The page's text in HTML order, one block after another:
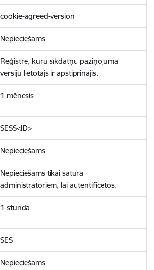
cookie-agreed-version
Nepieciešams
Reģistrē, kuru sīkdatņu paziņojuma
versiju lietotājs ir apstiprinājis.
1 mēnesis
SESS<ID>
Nepieciešams
Nepieciešams tikai satura
administratoriem, lai autentificētos.
1 stunda
SES
Nepieciešams